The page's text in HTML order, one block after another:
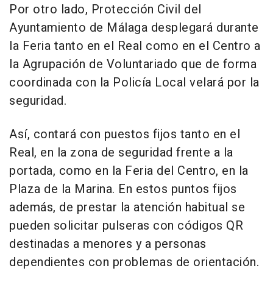
Por otro lado, Protección Civil del
Ayuntamiento de Málaga desplegará durante
la Feria tanto en el Real como en el Centro a
la Agrupación de Voluntariado que de forma
coordinada con la Policía Local velará por la
seguridad.
Así, contará con puestos fijos tanto en el
Real, en la zona de seguridad frente a la
portada, como en la Feria del Centro, en la
Plaza de la Marina. En estos puntos fijos
además, de prestar la atención habitual se
pueden solicitar pulseras con códigos QR
destinadas a menores y a personas
dependientes con problemas de orientación.